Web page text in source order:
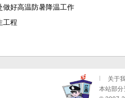
做好高温防暑降温工作
工程
关于
本站部分